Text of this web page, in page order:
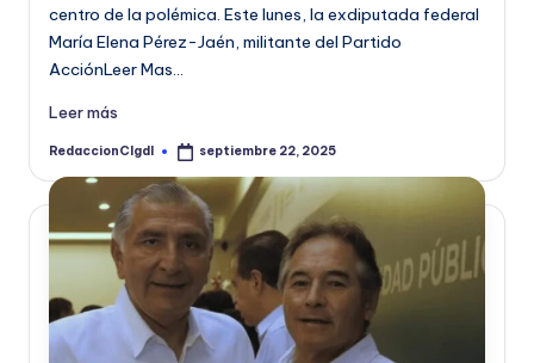
centro de la polémica. Este lunes, la exdiputada federal
María Elena Pérez-Jaén, militante del Partido
AcciónLeer Mas…
Leer más
Publicado
RedaccionCIgdl septiembre 22, 2025